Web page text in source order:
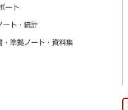
ート
ート・統計
・準拠ノート・資料集